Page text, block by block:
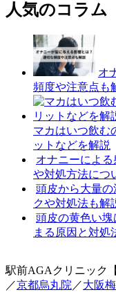
人気のコラム
オ
頻度や注意点も
マカはいつ飲む
ットなどを解説
オナニーによ
や対処方法につ
頭皮から大量
クや対処法も解
頭皮の黄色い
まる原因と対処
駅前AGAクリニック
／京都烏丸院 ／大阪